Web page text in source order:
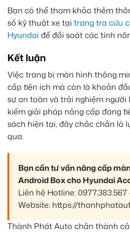
Bạn có thể tham khảo thêm
số kỹ thuật xe tại trang tra cứu
Hyundai để đối soát các tính
Kết luận
Việc trang bị màn hình thông
cấp tiện ích mà còn là khoản
sự an toàn và trải nghiệm người
kiếm giải pháp nâng cấp đáng
sách hiện tại, đây chắc chắn là
qua.
Bạn cần tư vấn nâng cấp
Android Box cho Hyundai
Liên hệ Hotline: 0977.383.567
Website: https://
Thành Phát Auto chân thành